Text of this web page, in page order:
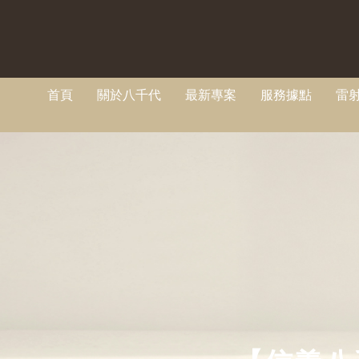
首頁 關於八千代 最新專案 服務據點 雷